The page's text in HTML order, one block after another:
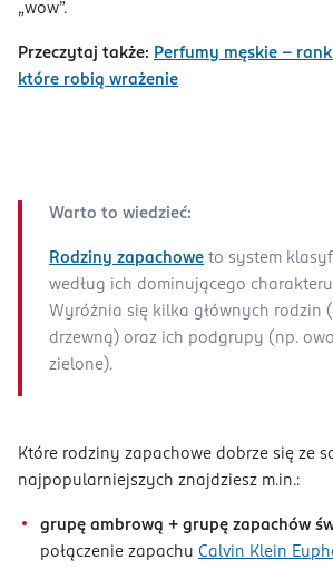
„wow”.
Przeczytaj także: Perfumy męskie –
które robią wrażenie
Warto to wiedzieć:
Rodziny zapachowe to system
według ich dominującego
Wyróżnia się kilka głównych rodzin
drzewną) oraz ich podgrupy (np.
zielone).
Które rodziny zapachowe dobrze się ze
najpopularniejszych znajdziesz m.in.:
grupę ambrową + grupę zapachów
połączenie zapachu Calvin Klein